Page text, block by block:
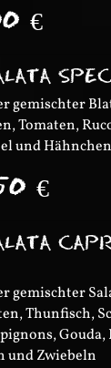
€
gemischter
Tomaten,
und
€
gemischter
Thunfisch,
Gouda,
und Zwiebeln